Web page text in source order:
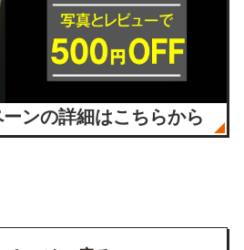
ンの詳細はこちらから